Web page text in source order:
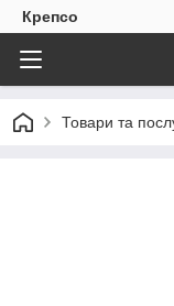
Крепсо
Товари та